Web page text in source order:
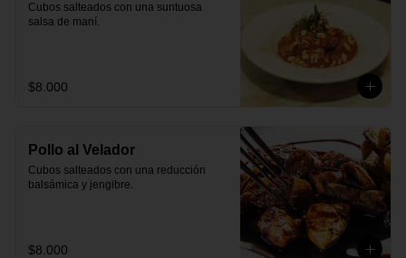
Cubos salteados con una suntuosa
salsa de maní.
$8.000
Pollo al Velador
Cubos salteados con una reducción
balsámica y jengibre.
$8.000